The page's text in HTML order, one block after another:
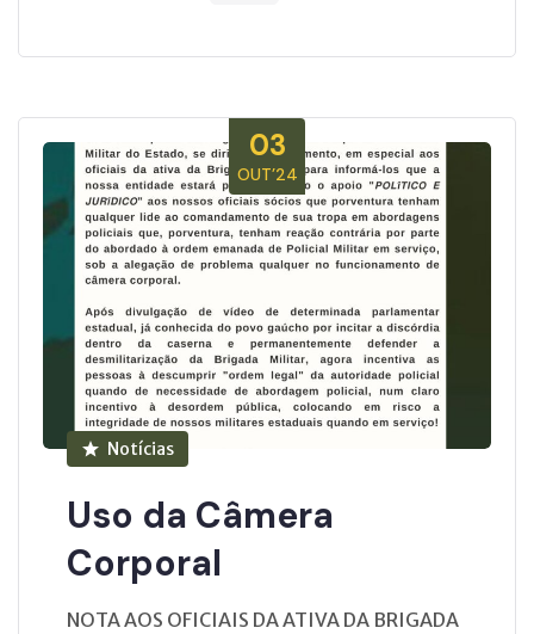
03
OUT’24
Notícias
Uso da Câmera
Corporal
NOTA AOS OFICIAIS DA ATIVA DA BRIGADA